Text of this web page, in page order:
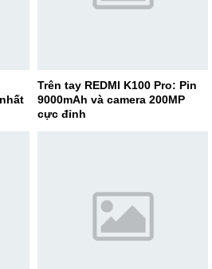
Trên tay REDMI K100 Pro: Pin
9000mAh và camera 200MP
cực đỉnh